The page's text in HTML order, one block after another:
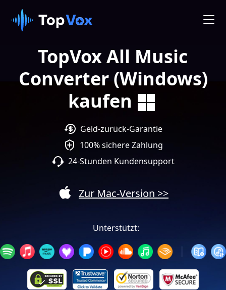
TopVox All Music
Converter (Windows)
kaufen
Geld-zurück-Garantie
100% sichere Zahlung
24-Stunden Kundensupport
Zur Mac-Version >>
Unterstützt: